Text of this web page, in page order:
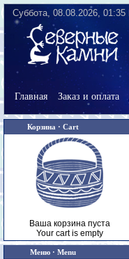
Суббота, 08.08.2026, 01:35
Главная Заказ и оплата
Корзина · Cart
Ваша корзина пуста
Your cart is empty
Меню · Menu